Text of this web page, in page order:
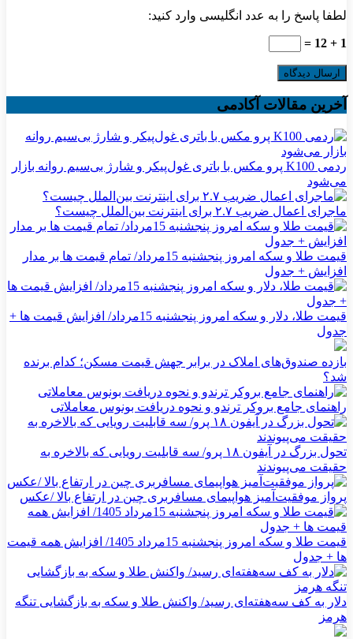
لطفا پاسخ را به عدد انگلیسی وارد کنید:
1 + 12 =
آخرین مقالات آکادمی
ردمی K100 پرو مکس با باتری غول‌پیکر و شارژ بی‌سیم روانه بازار
می‌شود
ماجرای اعمال ضریب ۲.۷ برای اینترنت بین‌الملل چیست؟
قیمت طلا و سکه امروز پنجشنبه 15مرداد/ تمام قیمت ها بر مدار
افزایش + جدول
قیمت طلا، دلار و سکه امروز پنجشنبه 15مرداد/ افزایش قیمت ها +
جدول
بازده صندوق‌های املاک در برابر جهش قیمت مسکن؛ کدام برنده
شد؟
راهنمای جامع بروکر ترندو و نحوه دریافت بونوس معاملاتی
تحول بزرگ در آیفون ۱۸ پرو/ سه قابلیت رویایی که بالاخره به
حقیقت می‌پیوندند
پرواز موفقیت‌آمیز هواپیمای مسافربری چین در ارتفاع بالا /عکس
قیمت طلا و سکه امروز پنجشنبه 15مرداد 1405/ افزایش همه قیمت
ها + جدول
دلار به کف سه‌هفته‌ای رسید/ واکنش طلا و سکه به بازگشایی تنگه
هرمز